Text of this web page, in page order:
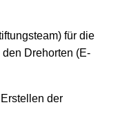
für die
Drehorten (E-
der